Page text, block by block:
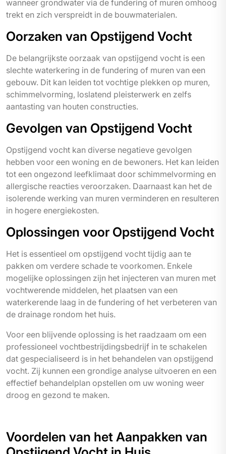
wanneer grondwater via de fundering of muren omhoog
trekt en zich verspreidt in de bouwmaterialen.
Oorzaken van Opstijgend Vocht
De belangrijkste oorzaak van opstijgend vocht is een
slechte waterkering in de fundering of muren van een
gebouw. Dit kan leiden tot vochtige plekken op muren,
schimmelvorming, loslatend pleisterwerk en zelfs
aantasting van houten constructies.
Gevolgen van Opstijgend Vocht
Opstijgend vocht kan diverse negatieve gevolgen
hebben voor een woning en de bewoners. Het kan leiden
tot een ongezond leefklimaat door schimmelvorming en
allergische reacties veroorzaken. Daarnaast kan het de
isolerende werking van muren verminderen en resulteren
in hogere energiekosten.
Oplossingen voor Opstijgend Vocht
Het is essentieel om opstijgend vocht tijdig aan te
pakken om verdere schade te voorkomen. Enkele
mogelijke oplossingen zijn het injecteren van muren met
vochtwerende middelen, het plaatsen van een
waterkerende laag in de fundering of het verbeteren van
de drainage rondom het huis.
Voor een blijvende oplossing is het raadzaam om een
professioneel vochtbestrijdingsbedrijf in te schakelen
dat gespecialiseerd is in het behandelen van opstijgend
vocht. Zij kunnen een grondige analyse uitvoeren en een
effectief behandelplan opstellen om uw woning weer
droog en gezond te maken.
Voordelen van het Aanpakken van